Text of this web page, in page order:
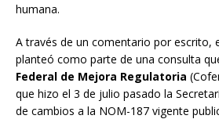
humana.
A través de un comentario por escrito,
planteó como parte de una consulta
Federal de Mejora Regulatoria
que hizo el 3 de julio pasado la
de cambios a la NOM-187 vigente